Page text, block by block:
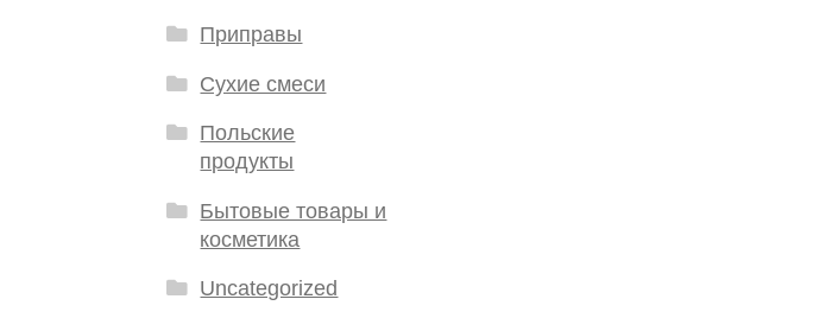
Приправы
Сухие смеси
Польские
продукты
Бытовые товары и
косметика
Uncategorized